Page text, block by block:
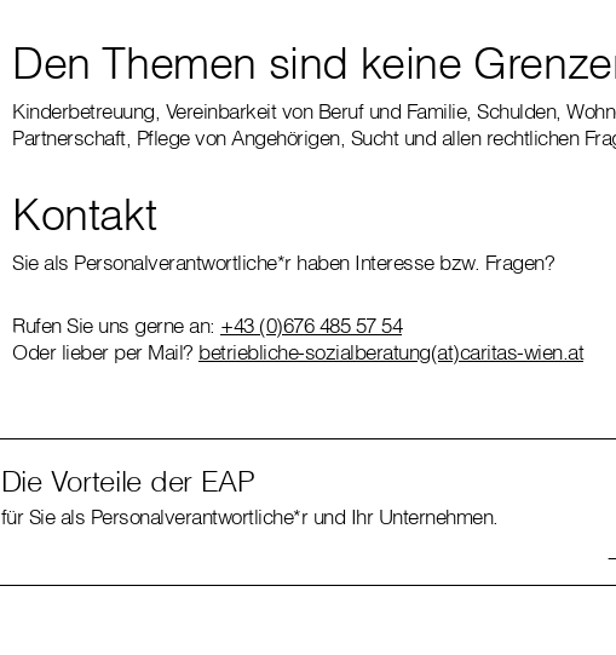
Den Themen sind keine
Kinderbetreuung, Vereinbarkeit von Beruf und Familie, Schulden,
Partnerschaft, Pflege von Angehörigen, Sucht und allen rechtlichen
Kontakt
Sie als Personalverantwortliche*r haben Interesse bzw. Fragen?
Rufen Sie uns gerne an: +43 (0)676 485 57 54
Oder lieber per Mail? betriebliche-sozialberatung(at)caritas-wien.at
Die Vorteile der EAP
für Sie als Personalverantwortliche*r und Ihr Unternehmen.